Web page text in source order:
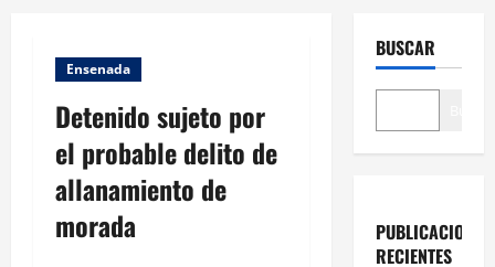
Ensenada
Detenido sujeto por
el probable delito de
allanamiento de
morada
BUSCAR
PUBLICACIONES
RECIENTES